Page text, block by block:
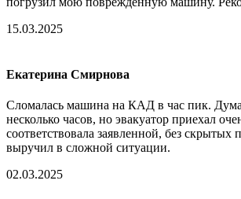
15.03.2025
Екатерина Смирнова
Сломалась машина на КАД в час пик.
несколько часов, но эвакуатор приехал
соответствовала заявленной, без скрытых
выручил в сложной ситуации.
02.03.2025